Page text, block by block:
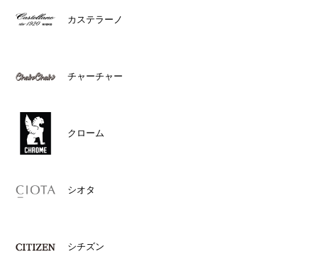
カステラーノ
チャーチャー
クローム
シオタ
シチズン